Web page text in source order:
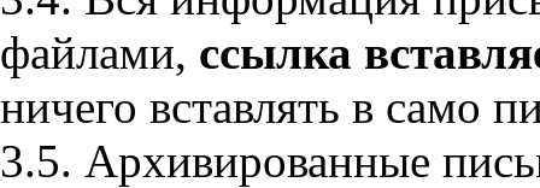
файлами, ссылка
ничего вставлять в само
3.5. Архивированные